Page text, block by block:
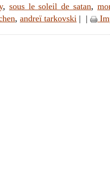
, sous le soleil de satan,
, andreï tarkovski | |